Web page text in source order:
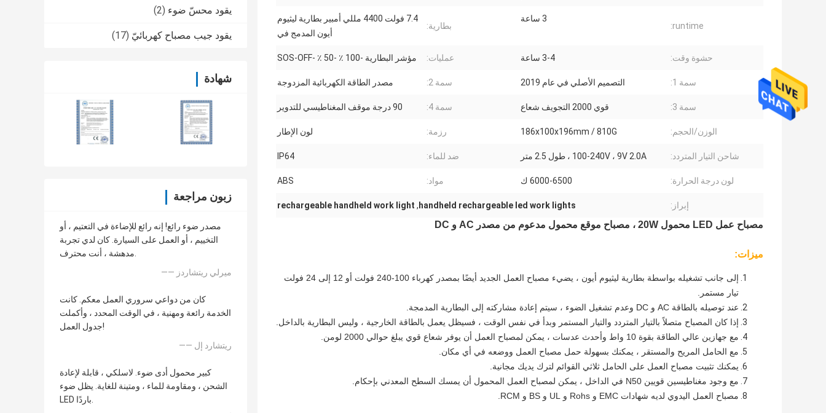
يقود محسّ ضوء (2)
يقود جيب مصباح كهربائيّ (17)
شهادة
زبون مراجعة
مصدر ضوء رائع! إنه رائع للإضاءة في التعتيم ، أو
التخييم ، أو العمل على السيارة. كان لدي تجربة
مدهشة ، أنت محترف.
—— ميرلي ريتشاردز
كان من دواعي سروري العمل معكم. كانت
الخدمة رائعة ومهنية ، في الوقت المحدد ، وأكملت
جدول العمل!
—— ريتشارد إل
كبير محمول أدى ضوء. لاسلكي ، قابلة لإعادة
الشحن ، ومقاومة للماء ، ومتينة للغاية. يظل ضوء
LED باردًا.
runtime:
3 ساعة
بطارية:
7.4 فولت 4400 مللي أمبير بطارية ليثيوم
أيون المدمج في
حشوة وقت: 3-4 ساعة عمليات: مؤشر البطارية -100 ٪ -50 ٪ -SOS-OFF
سمة 1: التصميم الأصلي في عام 2019 سمة 2: مصدر الطاقة الكهربائية المزدوجة
سمة 3: قوي 2000 التجويف شعاع سمة 4: 90 درجة موقف المغناطيسي للتدوير
الوزن/الحجم: 186x100x196mm / 810G رزمة: لون الإطار
شاحن التيار المتردد: 100-240V ، 9V 2.0A ، طول 2.5 متر ضد للماء: IP64
لون درجة الحرارة: 6000-6500 ك مواد: ABS
إبراز: handheld rechargeable led work lights
,
rechargeable handheld work light
مصباح عمل LED محمول 20W ، مصباح موقع محمول مدعوم من مصدر AC و DC
ميزات:
إلى جانب تشغيله بواسطة بطارية ليثيوم أيون ، يضيء مصباح العمل الجديد أيضًا بمصدر كهرباء 100-240 فولت أو 12 إلى 24 فولت
تيار مستمر.
عند توصيله بالطاقة AC و DC وعدم تشغيل الضوء ، سيتم إعادة مشاركته إلى البطارية المدمجة.
إذا كان المصباح متصلاً بالتيار المتردد والتيار المستمر وبدأ في نفس الوقت ، فسيظل يعمل بالطاقة الخارجية ، وليس البطارية بالداخل.
مع جهازين عالي الطاقة بقوة 10 واط وأحدث عدسات ، يمكن لمصباح العمل أن يوفر شعاع قوي يبلغ حوالي 2000 لومن.
مع الحامل المريح والمستقر ، يمكنك بسهولة حمل مصباح العمل ووضعه في أي مكان.
يمكنك تثبيت مصباح العمل على الحامل ثلاثي القوائم لترك يديك مجانية.
مع وجود مغناطيسين قويين N50 في الداخل ، يمكن لمصباح العمل المحمول أن يمسك السطح المعدني بإحكام.
مصباح العمل اليدوي لديه شهادات EMC و Rohs و UL و BS و RCM.